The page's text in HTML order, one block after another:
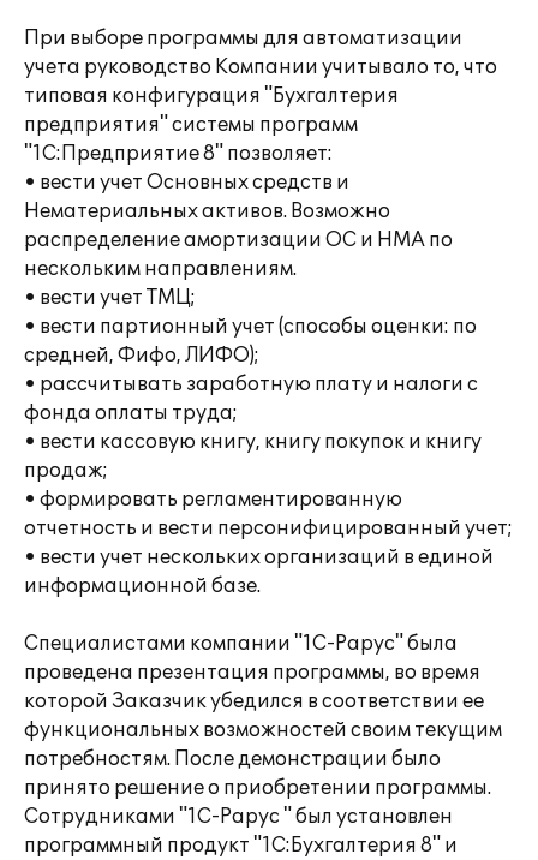
При выборе программы для автоматизации
учета руководство Компании учитывало то, что
типовая конфигурация "Бухгалтерия
предприятия" системы программ
"1С:Предприятие 8" позволяет:
• вести учет Основных средств и
Нематериальных активов. Возможно
распределение амортизации ОС и НМА по
нескольким направлениям.
• вести учет ТМЦ;
• вести партионный учет (способы оценки: по
средней, Фифо, ЛИФО);
• рассчитывать заработную плату и налоги с
фонда оплаты труда;
• вести кассовую книгу, книгу покупок и книгу
продаж;
• формировать регламентированную
отчетность и вести персонифицированный учет;
• вести учет нескольких организаций в единой
информационной базе.
Специалистами компании "1С-Рарус" была
проведена презентация программы, во время
которой Заказчик убедился в соответствии ее
функциональных возможностей своим текущим
потребностям. После демонстрации было
принято решение о приобретении программы.
Сотрудниками "1С-Рарус " был установлен
программный продукт "1С:Бухгалтерия 8" и